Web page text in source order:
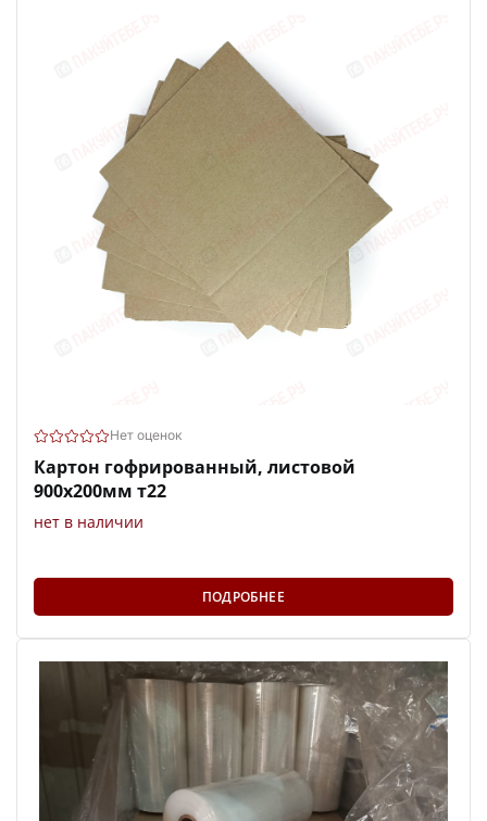
Нет оценок
Картон гофрированный, листовой
900х200мм т22
нет в наличии
ПОДРОБНЕЕ